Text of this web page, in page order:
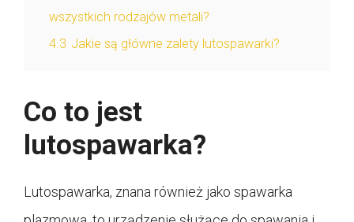
wszystkich rodzajów metali?
4.3 Jakie są główne zalety lutospawarki?
Co to jest
lutospawarka?
Lutospawarka, znana również jako spawarka